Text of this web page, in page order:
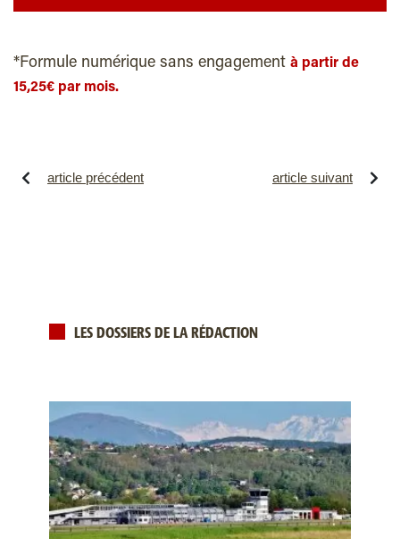
*Formule numérique sans engagement à partir de
15,25€ par mois.
article précédent article suivant
LES DOSSIERS DE LA RÉDACTION